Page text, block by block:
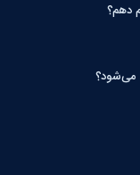
دهم؟
می‌شود؟